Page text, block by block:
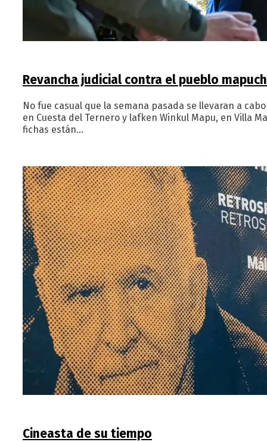
Revancha judicial contra el pueblo
No fue casual que la semana pasada se llevaran a
en Cuesta del Ternero y lafken Winkul Mapu, en Villa
fichas están…
Cineasta de su tiempo